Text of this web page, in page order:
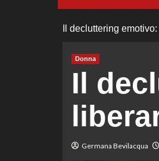
Il decluttering
Donna
Il
Germana Bevilacqua